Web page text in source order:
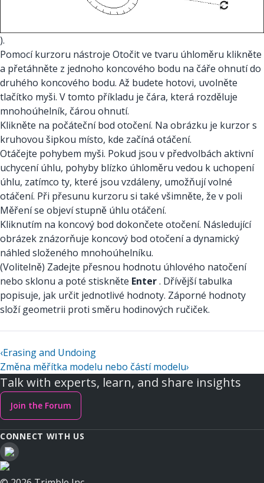
).
Pomocí kurzoru nástroje Otočit ve tvaru úhloměru klikněte
a přetáhněte z jednoho koncového bodu na čáře ohnutí do
druhého koncového bodu. Až budete hotovi, uvolněte
tlačítko myši. V tomto příkladu je čára, která rozděluje
mnohoúhelník, čárou ohnutí.
Klikněte na počáteční bod otočení. Na obrázku je kurzor s
kruhovou šipkou místo, kde začíná otáčení.
Otáčejte pohybem myši. Pokud jsou v předvolbách aktivní
uchycení úhlu, pohyby blízko úhloměru vedou k uchopení
úhlu, zatímco ty, které jsou vzdáleny, umožňují volné
otáčení. Při přesunu kurzoru si také všimněte, že v poli
Měření se objeví stupně úhlu otáčení.
Kliknutím na koncový bod dokončete otočení. Následující
obrázek znázorňuje koncový bod otočení a dynamický
náhled složeného mnohoúhelníku.
(Volitelně) Zadejte přesnou hodnotu úhlového natočení
nebo sklonu a poté stiskněte Enter. Dřívější tabulka
popisuje, jak určit jednotlivé hodnoty. Záporné hodnoty
složí geometrii proti směru hodinových ručiček.
‹Erasing and Undoing
Změna měřítka modelu nebo částí modelu›
Talk with experts, learn, and share insights
Join the Forum
CONNECT WITH US